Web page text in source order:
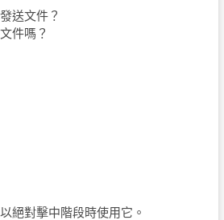
送文件？
件嗎？
絕對擊中階段時使用它。